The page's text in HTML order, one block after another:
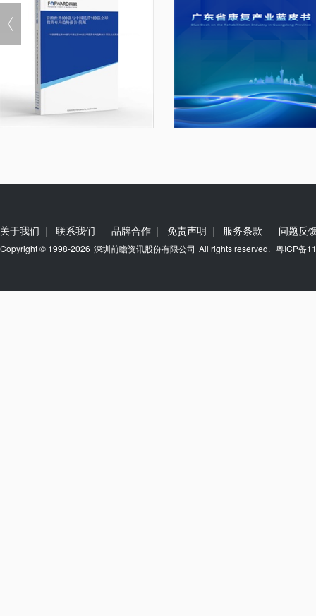
关于我们 | 联系我们 | 品牌合作 | 免责声明 | 服务条款 | 问题反
Copyright © 1998-2026 深圳前瞻资讯股份有限公司 All rights reserved. 粤ICP备